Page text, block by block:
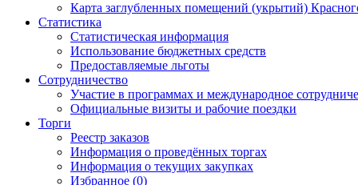
Карта заглубленных помещений (укрытий)
Статистика
Статистическая информация
Использование бюджетных средств
Предоставляемые льготы
Сотрудничество
Участие в программах и международное
Официальные визиты и рабочие поездки
Торги
Реестр заказов
Информация о проведённых торгах
Информация о текущих закупках
Избранное (0)